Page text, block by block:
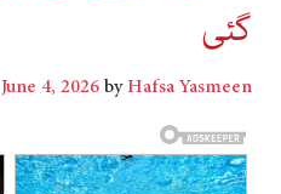
گئی
June 4, 2026byHafsa Yasmeen